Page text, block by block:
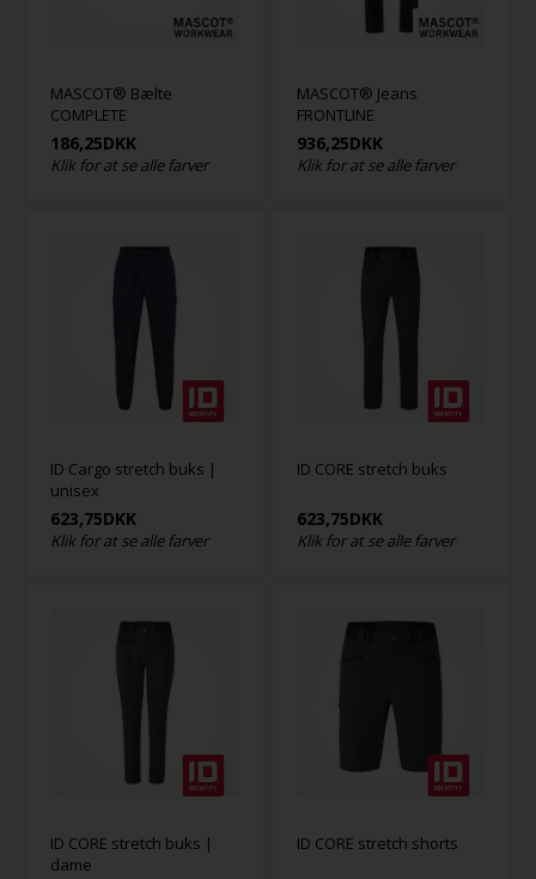
MASCOT® Bælte
COMPLETE
186,25DKK
Klik for at se alle farver
MASCOT® Jeans
FRONTLINE
936,25DKK
Klik for at se alle farver
ID Cargo stretch buks |
unisex
623,75DKK
Klik for at se alle farver
ID CORE stretch buks
623,75DKK
Klik for at se alle farver
ID CORE stretch buks |
dame
ID CORE stretch shorts